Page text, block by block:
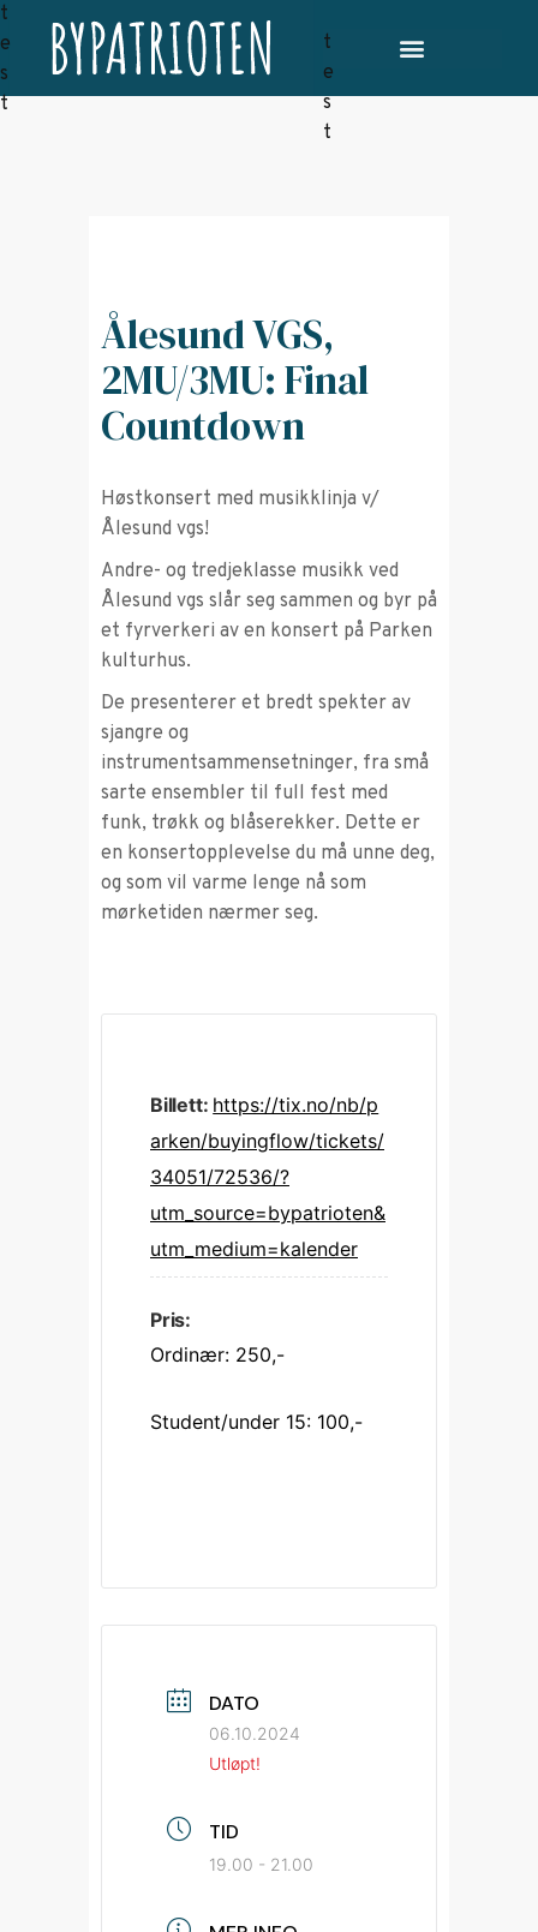
Ålesund VGS,
2MU/3MU: Final
Countdown
Høstkonsert med musikklinja v/
Ålesund vgs!
Andre- og tredjeklasse musikk ved
Ålesund vgs slår seg sammen og byr på
et fyrverkeri av en konsert på Parken
kulturhus.
De presenterer et bredt spekter av
sjangre og
instrumentsammensetninger, fra små
sarte ensembler til full fest med
funk, trøkk og blåserekker. Dette er
en konsertopplevelse du må unne deg,
og som vil varme lenge nå som
mørketiden nærmer seg.
Billett: https://tix.no/nb/p
arken/buyingflow/tickets/
34051/72536/?
utm_source=bypatrioten&
utm_medium=kalender
Pris:
Ordinær: 250,-
Student/under 15: 100,-
DATO
06.10.2024
Utløpt!
TID
19.00 - 21.00